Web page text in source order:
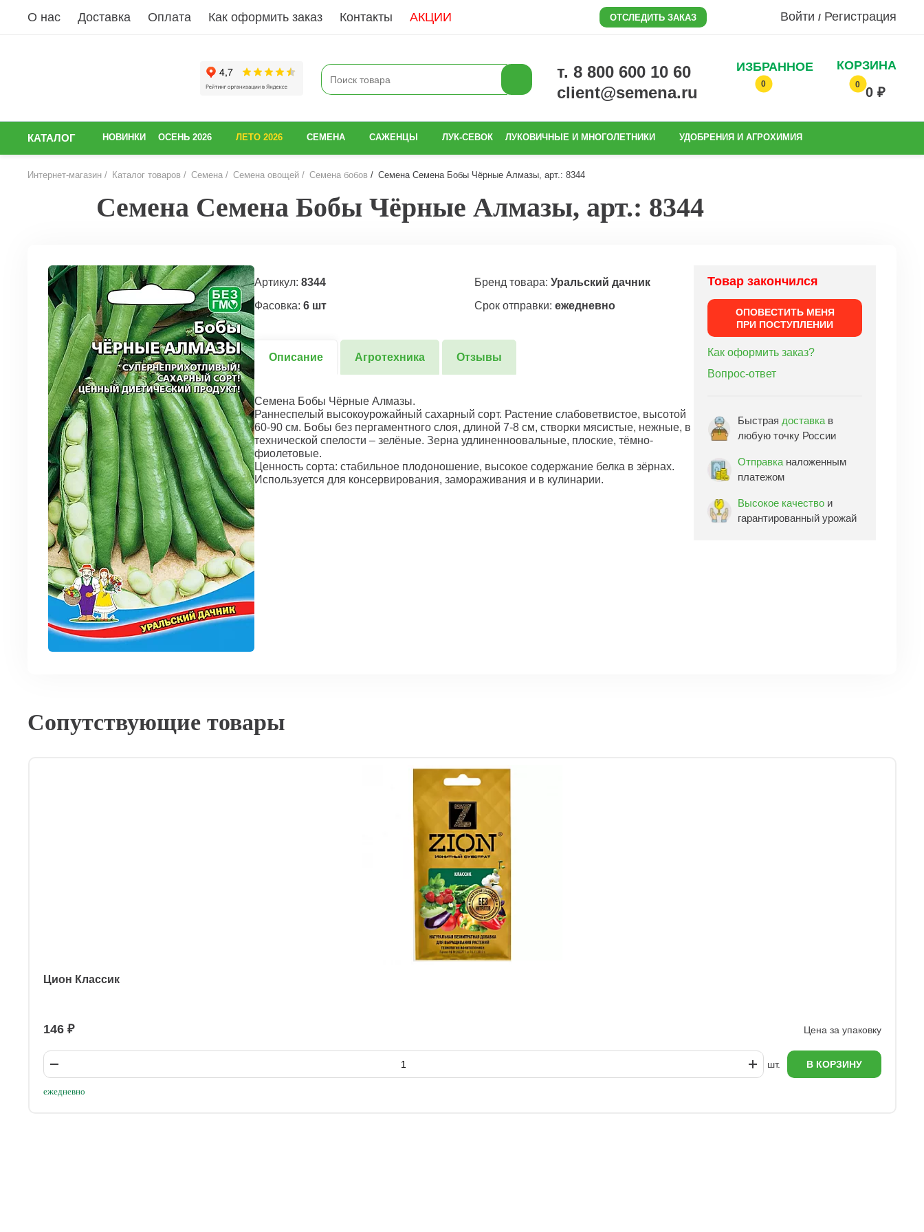
О нас Доставка Оплата Как оформить заказ Контакты АКЦИИ ОТСЛЕДИТЬ ЗАКАЗ Войти / Регистрация
т. 8 800 600 10 60
client@semena.ru
ИЗБРАННОЕ
0
КОРЗИНА
0
0 ₽
КАТАЛОГ НОВИНКИ ОСЕНЬ 2026 ЛЕТО 2026 СЕМЕНА САЖЕНЦЫ ЛУК-СЕВОК ЛУКОВИЧНЫЕ И МНОГОЛЕТНИКИ УДОБРЕНИЯ И АГРОХИМИЯ
Интернет-магазин Каталог товаров Семена Семена овощей Семена бобов Семена Семена Бобы Чёрные Алмазы, арт.: 8344
Семена Семена Бобы Чёрные Алмазы, арт.: 8344
Артикул: 8344 Бренд товара: Уральский дачник
Фасовка: 6 шт Срок отправки: ежедневно
Описание Агротехника Отзывы
Семена Бобы Чёрные Алмазы.
Раннеспелый высокоурожайный сахарный сорт. Растение слабоветвистое, высотой
60-90 см. Бобы без пергаментного слоя, длиной 7-8 см, створки мясистые, нежные, в
технической спелости – зелёные. Зерна удлиненноовальные, плоские, тёмно-
фиолетовые.
Ценность сорта: стабильное плодоношение, высокое содержание белка в зёрнах.
Используется для консервирования, замораживания и в кулинарии.
Товар закончился
ОПОВЕСТИТЬ МЕНЯ
ПРИ ПОСТУПЛЕНИИ
Как оформить заказ?
Вопрос-ответ
Быстрая доставка в
любую точку России
Отправка наложенным
платежом
Высокое качество и
гарантированный урожай
Сопутствующие товары
Цион Классик
146 ₽ Цена за упаковку
шт. В КОРЗИНУ
ежедневно